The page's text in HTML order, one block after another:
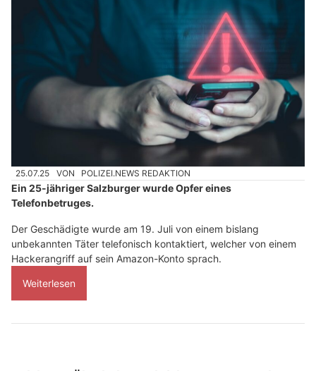
25.07.25 VON POLIZEI.NEWS REDAKTION
Ein 25-jähriger Salzburger wurde Opfer eines
Telefonbetruges.
Der Geschädigte wurde am 19. Juli von einem bislang
unbekannten Täter telefonisch kontaktiert, welcher von einem
Hackerangriff auf sein Amazon-Konto sprach.
Weiterlesen